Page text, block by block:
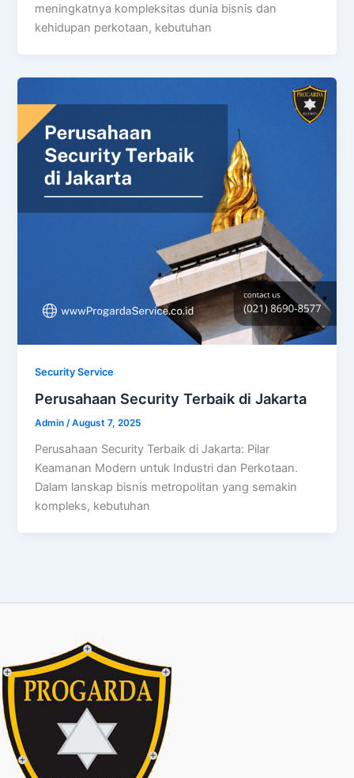
meningkatnya kompleksitas dunia bisnis dan
kehidupan perkotaan, kebutuhan
Security Service
Perusahaan Security Terbaik di Jakarta
Admin/August 7, 2025
Perusahaan Security Terbaik di Jakarta: Pilar
Keamanan Modern untuk Industri dan Perkotaan.
Dalam lanskap bisnis metropolitan yang semakin
kompleks, kebutuhan